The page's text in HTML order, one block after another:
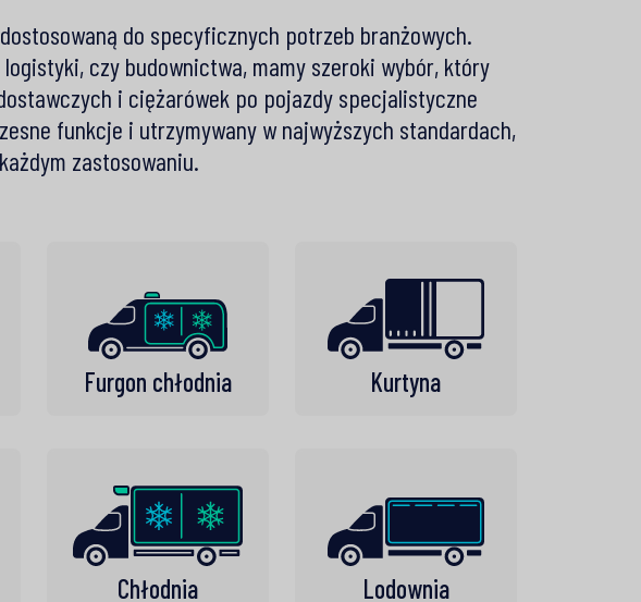
do specyficznych potrzeb branżowych.
czy budownictwa, mamy szeroki wybór, który
i ciężarówek po pojazdy specjalistyczne
funkcje i utrzymywany w najwyższych standardach,
zastosowaniu.
Furgon chłodnia Kurtyna
Chłodnia Lodownia